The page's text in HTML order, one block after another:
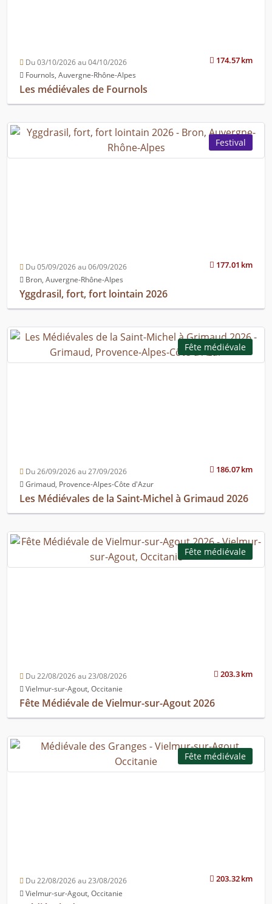
174.57 km
Du 03/10/2026 au 04/10/2026
Fournols, Auvergne-Rhône-Alpes
Les médiévales de Fournols
Festival
177.01 km
Du 05/09/2026 au 06/09/2026
Bron, Auvergne-Rhône-Alpes
Yggdrasil, fort, fort lointain 2026
Fête médiévale
186.07 km
Du 26/09/2026 au 27/09/2026
Grimaud, Provence-Alpes-Côte d'Azur
Les Médiévales de la Saint-Michel à Grimaud 2026
Fête médiévale
203.3 km
Du 22/08/2026 au 23/08/2026
Vielmur-sur-Agout, Occitanie
Fête Médiévale de Vielmur-sur-Agout 2026
Fête médiévale
203.32 km
Du 22/08/2026 au 23/08/2026
Vielmur-sur-Agout, Occitanie